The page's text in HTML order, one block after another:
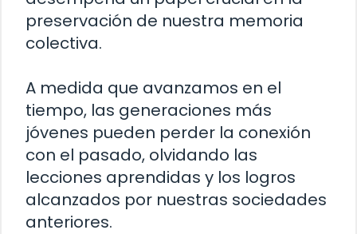
preservación de nuestra memoria
colectiva.
A medida que avanzamos en el
tiempo, las generaciones más
jóvenes pueden perder la conexión
con el pasado, olvidando las
lecciones aprendidas y los logros
alcanzados por nuestras sociedades
anteriores.